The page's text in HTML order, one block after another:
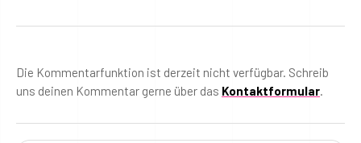
Die Kommentarfunktion ist derzeit nicht verfügbar. Schreib
uns deinen Kommentar gerne über das Kontaktformular.